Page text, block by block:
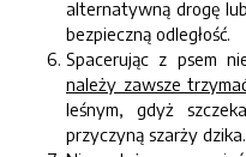
alternatywną drogę
bezpieczną odległość.
Spacerując z psem
należy zawsze
leśnym, gdyż
przyczyną szarży dzika.